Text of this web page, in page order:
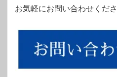
お気軽にお問い合わせくださ